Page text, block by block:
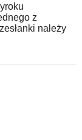
z
należy